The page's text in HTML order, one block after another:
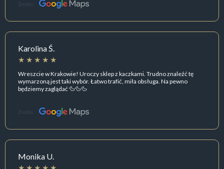
Źródło:
Karolina Ś.
Wreszcie w Krakowie! Uroczy sklep z kaczkami. Trudno znaleźć tę
wymarzoną jest taki wybór. Łatwo trafić, miła obsługa. Na pewno
będziemy zaglądać 🦆🦆🦆
Źródło:
Monika U.